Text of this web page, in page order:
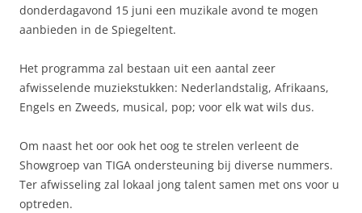
donderdagavond 15 juni een muzikale avond te mogen
aanbieden in de Spiegeltent.
Het programma zal bestaan uit een aantal zeer
afwisselende muziekstukken: Nederlandstalig, Afrikaans,
Engels en Zweeds, musical, pop; voor elk wat wils dus.
Om naast het oor ook het oog te strelen verleent de
Showgroep van TIGA ondersteuning bij diverse nummers.
Ter afwisseling zal lokaal jong talent samen met ons voor u
optreden.